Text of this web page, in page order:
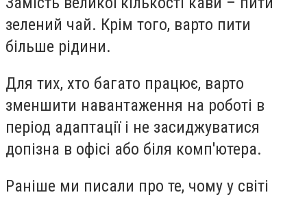
зелений чай. Крім того, варто пити
більше рідини.
Для тих, хто багато працює, варто
зменшити навантаження на роботі в
період адаптації і не засиджуватися
допізна в офісі або біля комп'ютера.
Раніше ми писали про те, чому у світі